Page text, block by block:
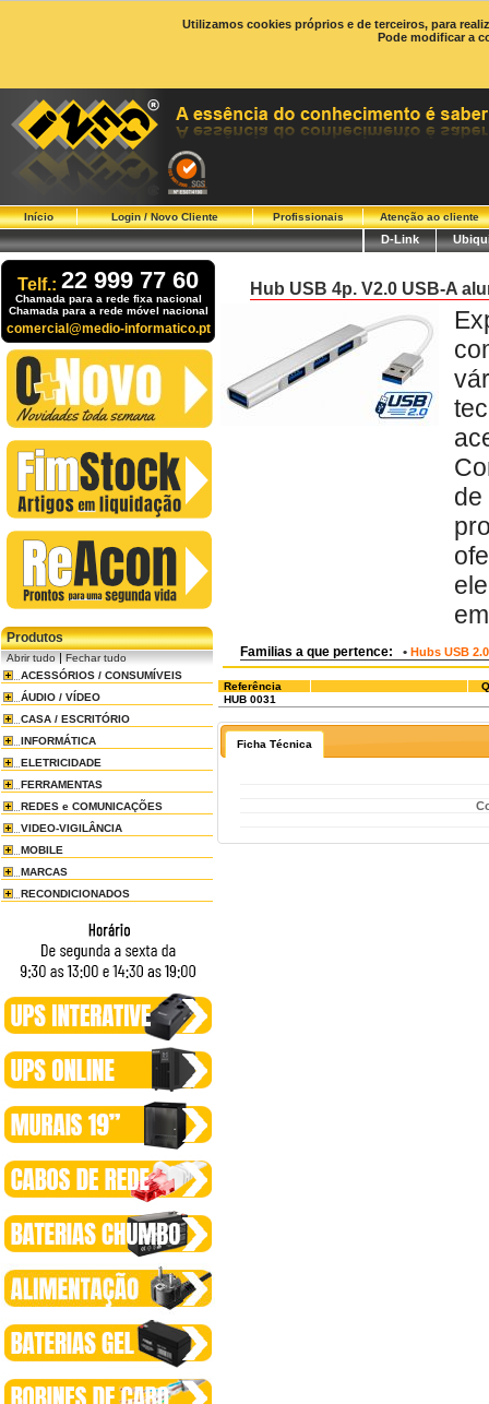
Utilizamos cookies próprios e de terceiros, para
Pode modificar a
Início Login / Novo Cliente Profissionais Atenção ao cliente
D-Link
Telf.: 22 999 77 60
Chamada para a rede fixa nacional
Chamada para a rede móvel nacional
comercial@medio-informatico.pt
Produtos
Abrir tudo|Fechar tudo
ACESSÓRIOS / CONSUMÍVEIS
ÁUDIO / VÍDEO
CASA / ESCRITÓRIO
INFORMÁTICA
ELETRICIDADE
FERRAMENTAS
REDES e COMUNICAÇÕES
VIDEO-VIGILÂNCIA
MOBILE
MARCAS
RECONDICIONADOS
Hub USB 4p. V2.0 USB-A
Familias a que pertence: • Hubs USB 2.0
Referência
HUB 0031
Ficha Técnica